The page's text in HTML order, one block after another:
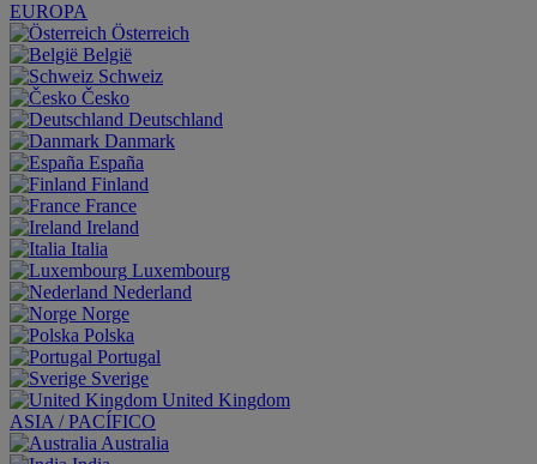
EUROPA
Österreich
België
Schweiz
Česko
Deutschland
Danmark
España
Finland
France
Ireland
Italia
Luxembourg
Nederland
Norge
Polska
Portugal
Sverige
United Kingdom
ASIA / PACÍFICO
Australia